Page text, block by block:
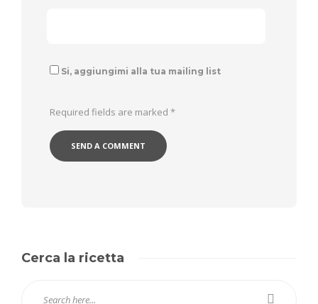
Si, aggiungimi alla tua mailing list
Required fields are marked *
Cerca la ricetta